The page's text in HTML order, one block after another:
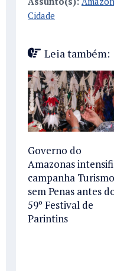
Cidade
Leia também:
Governo do
Amazonas
campanha Turismo
sem Penas antes
59º Festival de
Parintins